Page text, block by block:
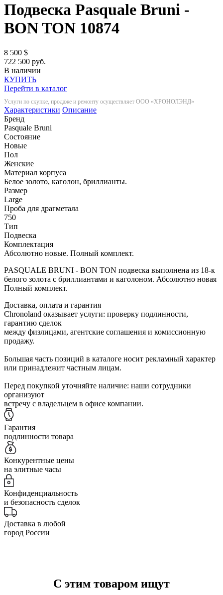
Подвеска Pasquale Bruni -
BON TON 10874
8 500 $
722 500 руб.
В наличии
КУПИТЬ
Перейти в каталог
Услуги по скупке, продаже и ремонту осуществляет ООО «ХРОНОЛЭНД»
Характеристики Описание
Бренд
Pasquale Bruni
Состояние
Новые
Пол
Женские
Материал корпуса
Белое золото, каголон, бриллианты.
Размер
Large
Проба для драгметала
750
Тип
Подвеска
Комплектация
Абсолютно новые. Полный комплект.
PASQUALE BRUNI - BON TON подвеска выполнена из 18-к
белого золота с бриллиантами и каголоном. Абсолютно новая
Полный комплект.
Доставка, оплата и гарантия
Chronoland оказывает услуги: проверку подлинности,
гарантию сделок
между физлицами, агентские соглашения и комиссионную
продажу.
Большая часть позиций в каталоге носит рекламный характер
или принадлежит частным лицам.
Перед покупкой уточняйте наличие: наши сотрудники
организуют
встречу с владельцем в офисе компании.
Гарантия
подлинности товара
Конкурентные цены
на элитные часы
Конфиденциальность
и безопасность сделок
Доставка в любой
город России
С этим товаром ищут